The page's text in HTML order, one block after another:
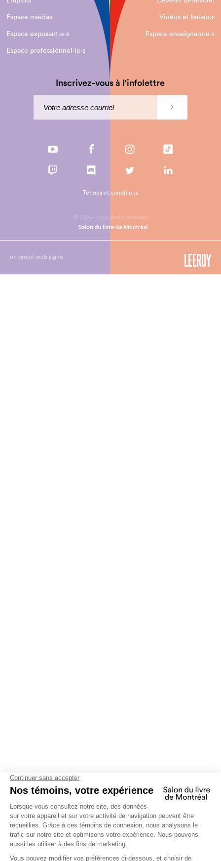
Espace médias
Vidéos et balados
Espace exposant·e⋅s
Espace enseignant·e⋅s
Espace professionnel·le⋅s
Inscrivez-vous à l'infolettre
© 2026 - Tous droits réservés
Termes et conditions
un projet web signé